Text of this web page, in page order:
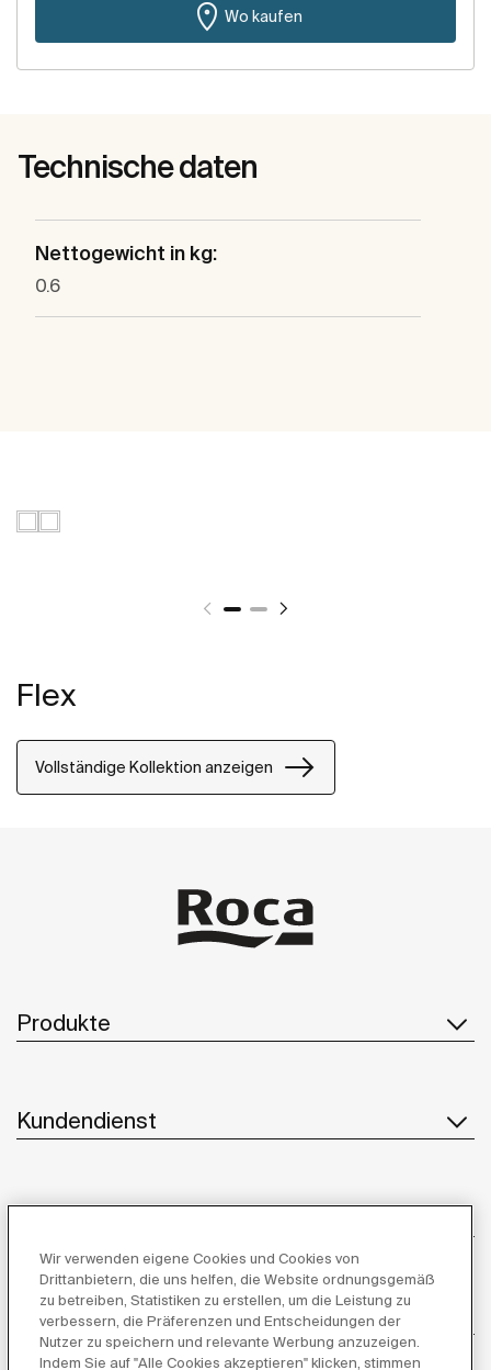
Wo kaufen
Technische daten
Nettogewicht in kg:
0.6
Flex
Vollständige Kollektion anzeigen
Produkte
Kundendienst
Inspiration
Wir verwenden eigene Cookies und Cookies von
Drittanbietern, die uns helfen, die Website ordnungsgemäß
zu betreiben, Statistiken zu erstellen, um die Leistung zu
verbessern, die Präferenzen und Entscheidungen der
Nutzer zu speichern und relevante Werbung anzuzeigen.
Indem Sie auf "Alle Cookies akzeptieren" klicken, stimmen